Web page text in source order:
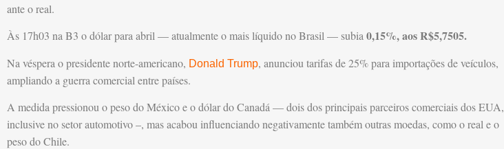
ante o real.
Às 17h03 na B3 o dólar para abril — atualmente o mais líquido no Brasil — subia 0,15%, aos R$5,7505.
Na véspera o presidente norte-americano, Donald Trump, anunciou tarifas de 25% para importações de veículos,
ampliando a guerra comercial entre países.
A medida pressionou o peso do México e o dólar do Canadá — dois dos principais parceiros comerciais dos EUA,
inclusive no setor automotivo –, mas acabou influenciando negativamente também outras moedas, como o real e o
peso do Chile.